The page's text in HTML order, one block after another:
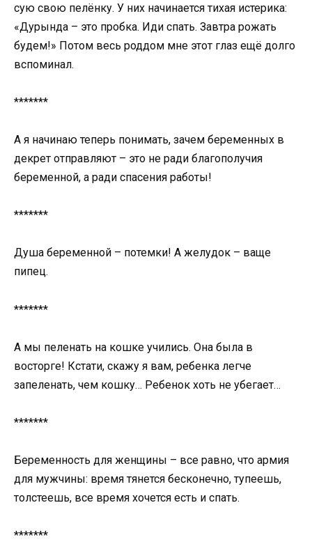
сую свою пелёнку. У них начинается тихая истерика:
«Дурында – это пробка. Иди спать. Завтра рожать
будем!» Потом весь роддом мне этот глаз ещё долго
вспоминал.
*******
А я начинаю теперь понимать, зачем беременных в
декрет отправляют – это не ради благополучия
беременной, а ради спасения работы!
*******
Душа беременной – потемки! А желудок – ваще
пипец.
*******
А мы пеленать на кошке учились. Она была в
восторге! Кстати, скажу я вам, ребенка легче
запеленать, чем кошку… Ребенок хоть не убегает…
*******
Беременность для женщины – все равно, что армия
для мужчины: время тянется бесконечно, тупеешь,
толстеешь, все время хочется есть и спать.
*******